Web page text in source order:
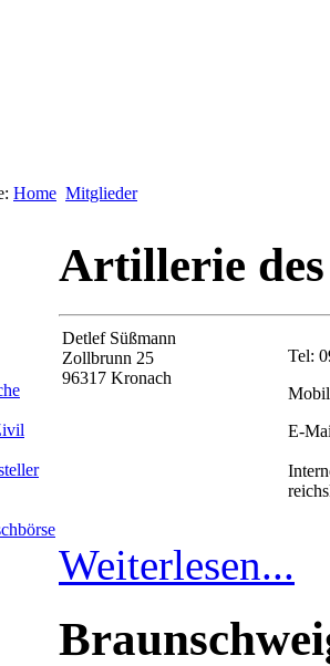
Home Mitglieder
Artillerie des
Detlef Süßmann
Zollbrunn 25
96317 Kronach
Tel:
E-
Weiterlesen...